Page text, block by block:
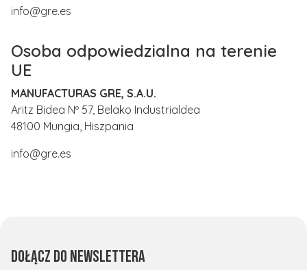
info@gre.es
Osoba odpowiedzialna na terenie
UE
MANUFACTURAS GRE, S.A.U.
Aritz Bidea Nº 57, Belako Industrialdea
48100 Mungia, Hiszpania
info@gre.es
Dołącz do newslettera